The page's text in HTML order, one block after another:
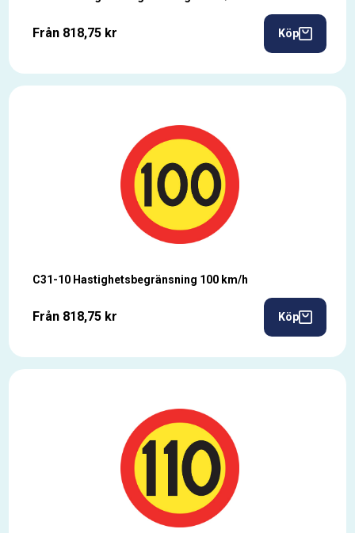
Från 818,75 kr Köp
C31-10 Hastighetsbegränsning 100 km/h
Från 818,75 kr Köp